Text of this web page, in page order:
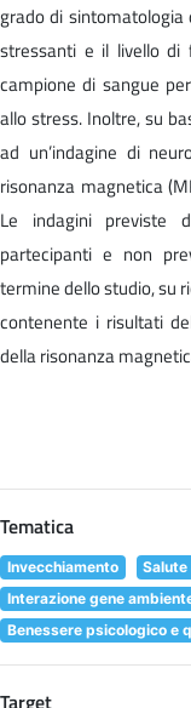
grado di
stressanti e il livello di
campione di sangue
allo stress. Inoltre, su
ad un’indagine di
risonanza magnetica
Le indagini previste
partecipanti e non
termine dello studio, su
contenente i risultati
della risonanza
Tematica
Invecchiamento
Interazione gene
Benessere psicologico e
Target